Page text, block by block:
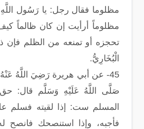
مظلوما فقال رجل: يا رَسُول اللَّهِ
مظلوماً أرأيت إن كان ظالماً
تحجزه أو تمنعه من الظلم فإن
الْبُخَارِيُّ.
45- عن أبي هريرة رَضِيَ اللَّهُ
صَلَّى اللَّهُ عَلَيْهِ وَسَلَّم قال:
المسلم ست: إذا لقيته فسلم
فأجبه، وإذا استنصحك فانصح